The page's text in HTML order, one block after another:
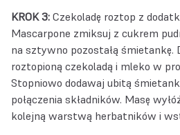
KROK 3: Czekoladę roztop z
Mascarpone zmiksuj z cukrem
na sztywno pozostałą śmietankę.
roztopioną czekoladą i mleko w
Stopniowo dodawaj ubitą
połączenia składników. Masę
kolejną warstwą herbatników i